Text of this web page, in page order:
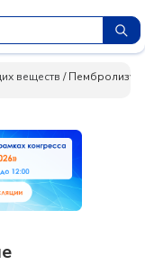
веществ /